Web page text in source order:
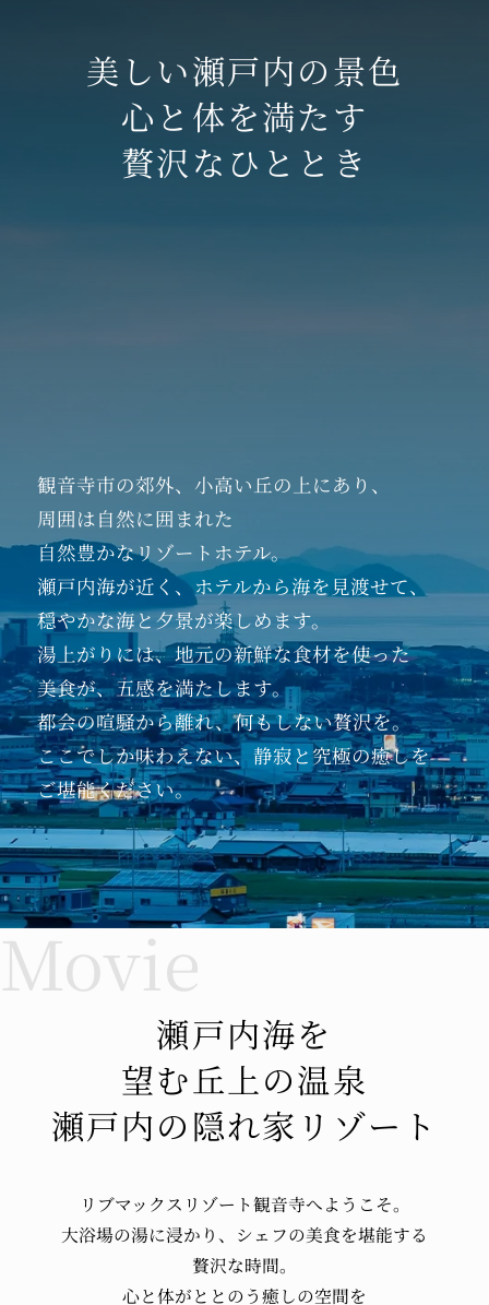
美しい瀬戸内の景色
心と体を満たす
贅沢なひととき
観音寺市の郊外、 小高い丘の上にあり、
周囲は自然に囲まれた
自然豊かなリゾートホテル。
瀬戸内海が近く、ホテルから海を見渡せて、
穏やかな海と夕景が楽しめます。
湯上がりには、地元の新鮮な食材を使った
美食が、五感を満たします。
都会の喧騒から離れ、何もしない贅沢を。
ここでしか味わえない、静寂と究極の癒しを
ご堪能ください。
瀬戸内海を
望む丘上の温泉
瀬戸内の隠れ家リゾート
リブマックスリゾート観音寺へようこそ。
大浴場の湯に浸かり、 シェフの美食を堪能する
贅沢な時間。
心と体がととのう癒しの空間を